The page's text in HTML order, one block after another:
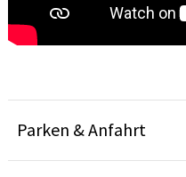
Parken & Anfahrt